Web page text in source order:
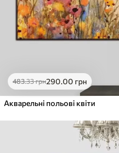
483.33грн290.00 грн
Акварельні польові квіти